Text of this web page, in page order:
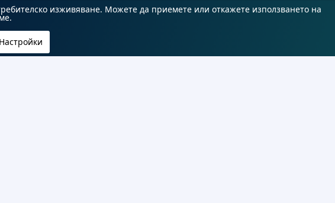
изживяване. Можете да приемете или откажете използването на
Настройки